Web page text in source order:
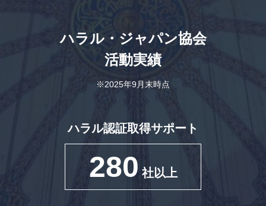
ハラル・ジャパン協会
活動実績
※2025年9月末時点
ハラル認証取得サポート
280 社以上